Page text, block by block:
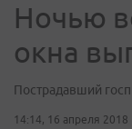
Ночью
окна
Пострадавший
14:14, 16 апреля 2018